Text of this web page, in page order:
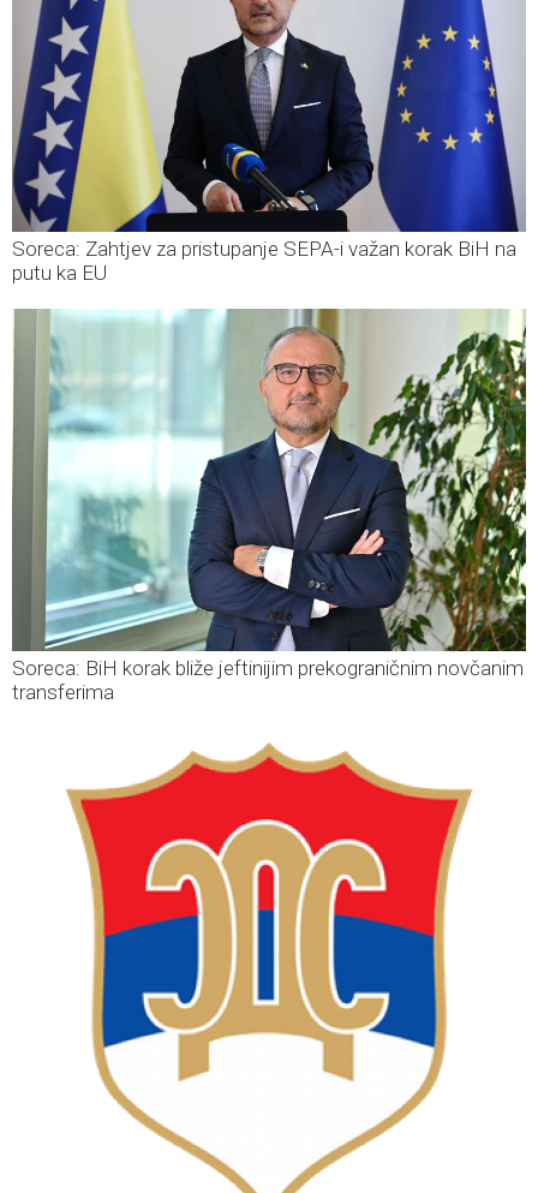
Soreca: Zahtjev za pristupanje SEPA-i važan korak BiH na
putu ka EU
Soreca: BiH korak bliže jeftinijim prekograničnim novčanim
transferima